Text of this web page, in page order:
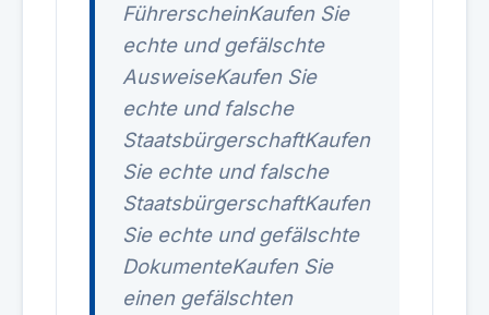
FührerscheinKaufen Sie
echte und gefälschte
AusweiseKaufen Sie
echte und falsche
StaatsbürgerschaftKaufen
Sie echte und falsche
StaatsbürgerschaftKaufen
Sie echte und gefälschte
DokumenteKaufen Sie
einen gefälschten